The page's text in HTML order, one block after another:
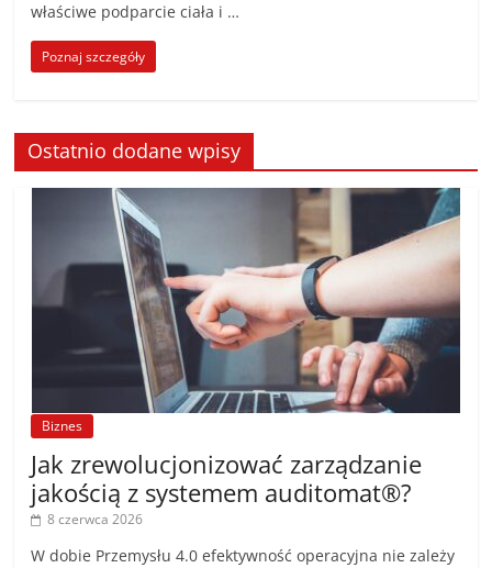
właściwe podparcie ciała i …
Poznaj szczegóły
Ostatnio dodane wpisy
Biznes
Jak zrewolucjonizować zarządzanie
jakością z systemem auditomat®?
8 czerwca 2026
W dobie Przemysłu 4.0 efektywność operacyjna nie zależy